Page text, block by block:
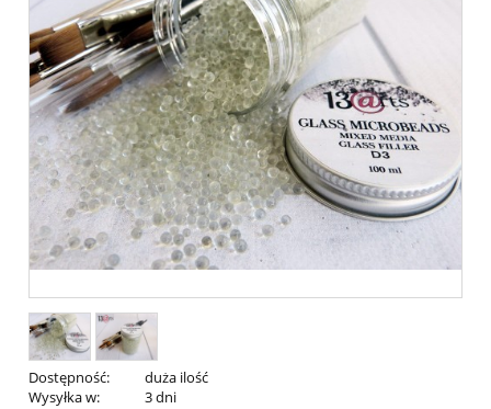
Dostępność:
duża ilość
Wysyłka w:
3 dni